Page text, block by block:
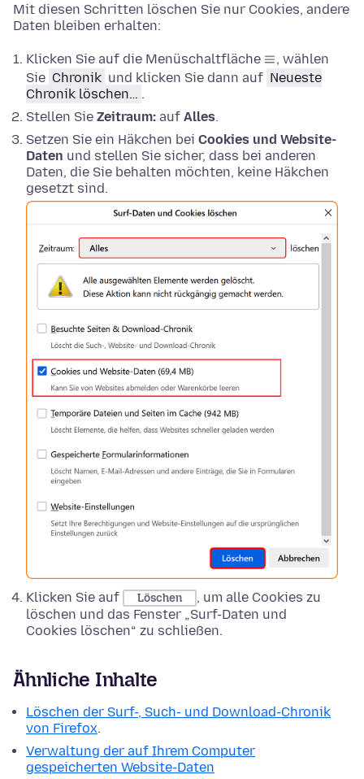
Mit diesen Schritten löschen Sie nur Cookies, andere
Daten bleiben erhalten:
Klicken Sie auf die Menüschaltfläche
, wählen
Sie Chronik und klicken Sie dann auf Neueste
Chronik löschen… .
Stellen Sie Zeitraum: auf Alles.
Setzen Sie ein Häkchen bei Cookies und Website-
Daten und stellen Sie sicher, dass bei anderen
Daten, die Sie behalten möchten, keine Häkchen
gesetzt sind.
Klicken Sie auf Löschen
, um alle Cookies zu
löschen und das Fenster „Surf-Daten und
Cookies löschen“ zu schließen.
Ähnliche Inhalte
Löschen der Surf-, Such- und Download-Chronik
von Firefox.
Verwaltung der auf Ihrem Computer
gespeicherten Website-Daten